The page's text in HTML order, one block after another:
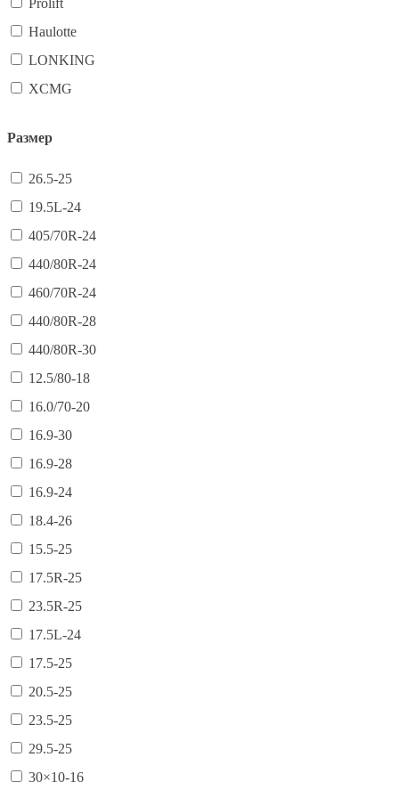
Haulotte
LONKING
XCMG
Размер
26.5-25
19.5L-24
405/70R-24
440/80R-24
460/70R-24
440/80R-28
440/80R-30
12.5/80-18
16.0/70-20
16.9-30
16.9-28
16.9-24
18.4-26
15.5-25
17.5R-25
23.5R-25
17.5L-24
17.5-25
20.5-25
23.5-25
29.5-25
30×10-16